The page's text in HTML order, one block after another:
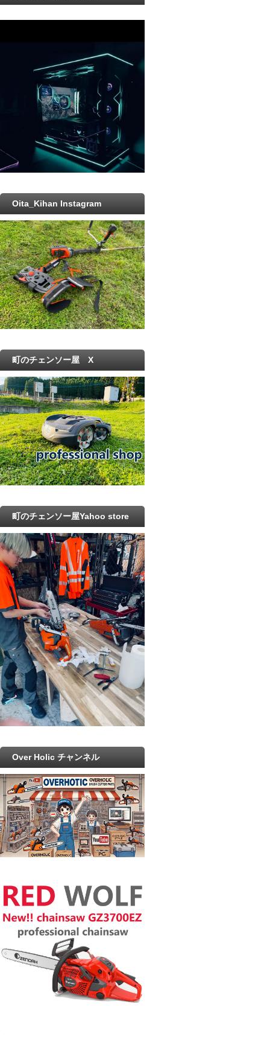
Oita_Kihan Instagram
町のチェンソー屋 X
町のチェンソー屋Yahoo store
Over Holic チャンネル